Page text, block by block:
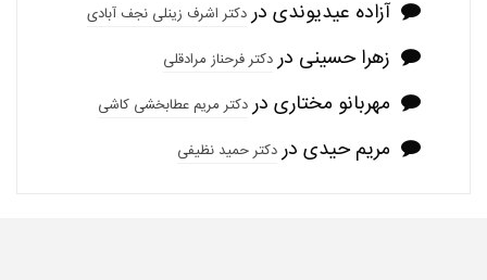
آزاده عیدیوندی دردکتر اشرف زینلی نجف آبادی
زهرا حسینی دردکتر فرحناز مرادقلی
مهربانو مختاری دردکتر مریم عطابخشی کاشی
مریم حیدی دردکتر حمید نظیفی